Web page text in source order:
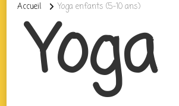
Accueil Yoga enfants (5-10 ans)
Yoga